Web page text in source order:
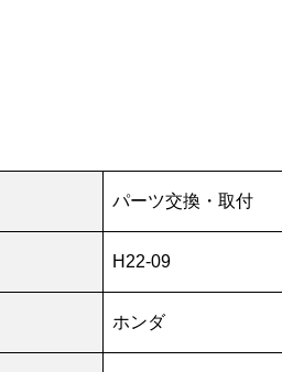
パーツ交換・取付
H22-09
ホンダ